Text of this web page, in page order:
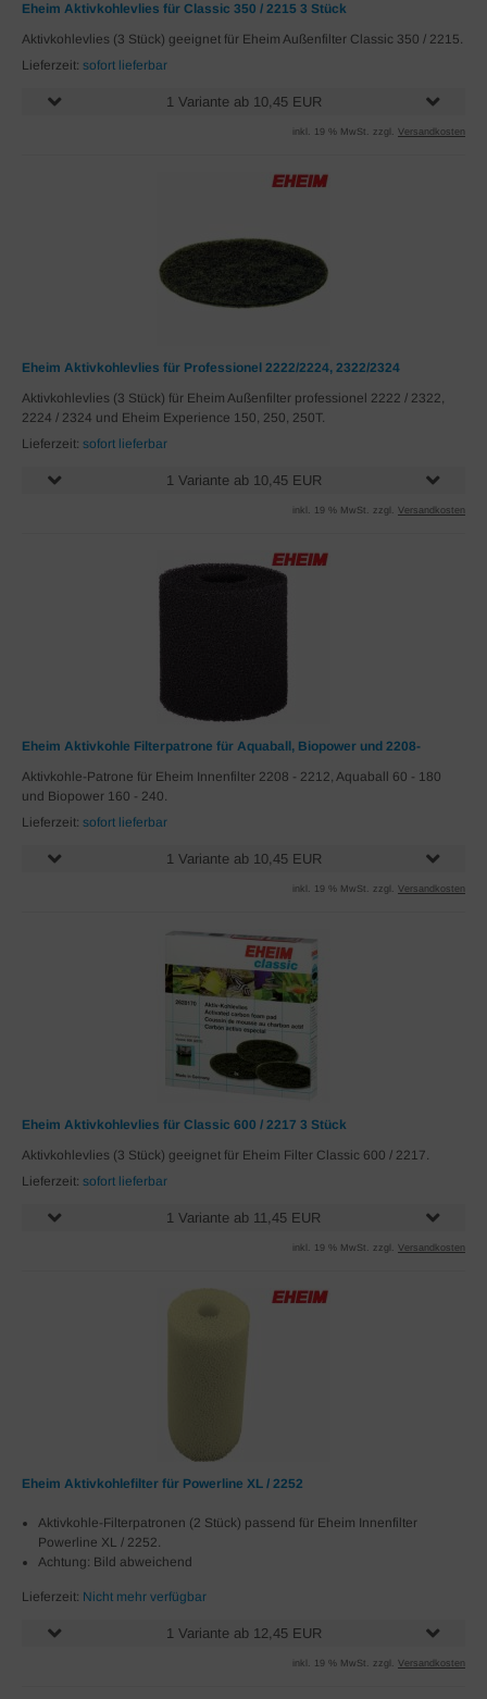
Eheim Aktivkohlevlies für Classic 350 / 2215 3 Stück
Aktivkohlevlies (3 Stück) geeignet für Eheim Außenfilter Classic 350 / 2215.
Lieferzeit: sofort lieferbar
1 Variante ab 10,45 EUR
inkl. 19 % MwSt. zzgl. Versandkosten
Eheim Aktivkohlevlies für Professionel 2222/2224, 2322/2324
Aktivkohlevlies (3 Stück) für Eheim Außenfilter professionel 2222 / 2322,
2224 / 2324 und Eheim Experience 150, 250, 250T.
Lieferzeit: sofort lieferbar
1 Variante ab 10,45 EUR
inkl. 19 % MwSt. zzgl. Versandkosten
Eheim Aktivkohle Filterpatrone für Aquaball, Biopower und 2208-
Aktivkohle-Patrone für Eheim Innenfilter 2208 - 2212, Aquaball 60 - 180
und Biopower 160 - 240.
Lieferzeit: sofort lieferbar
1 Variante ab 10,45 EUR
inkl. 19 % MwSt. zzgl. Versandkosten
Eheim Aktivkohlevlies für Classic 600 / 2217 3 Stück
Aktivkohlevlies (3 Stück) geeignet für Eheim Filter Classic 600 / 2217.
Lieferzeit: sofort lieferbar
1 Variante ab 11,45 EUR
inkl. 19 % MwSt. zzgl. Versandkosten
Eheim Aktivkohlefilter für Powerline XL / 2252
Aktivkohle-Filterpatronen (2 Stück) passend für Eheim Innenfilter
Powerline XL / 2252.
Achtung: Bild abweichend
Lieferzeit: Nicht mehr verfügbar
1 Variante ab 12,45 EUR
inkl. 19 % MwSt. zzgl. Versandkosten